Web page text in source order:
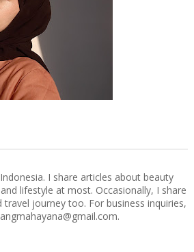
I share articles about beauty
lifestyle at most. Occasionally, I share
journey too. For business inquiries,